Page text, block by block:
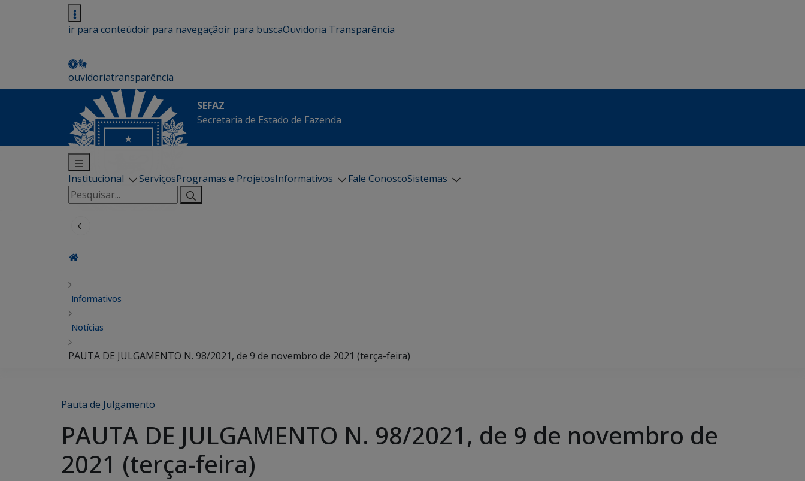
ir para conteúdoir para navegaçãoir para buscaOuvidoria Transparência
ouvidoriatransparência
SEFAZ
Secretaria de Estado de Fazenda
Institucional ServiçosProgramas e ProjetosInformativos Fale ConoscoSistemas
Pesquisar
por:
Informativos
Notícias
PAUTA DE JULGAMENTO N. 98/2021, de 9 de novembro de 2021 (terça-feira)
Pauta de Julgamento
PAUTA DE JULGAMENTO N. 98/2021, de 9 de novembro de
2021 (terça-feira)